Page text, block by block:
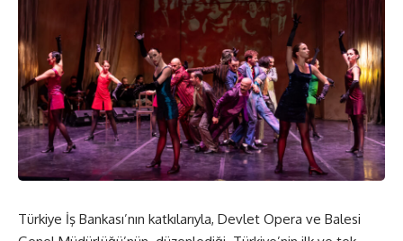
Türkiye İş Bankası’nın katkılarıyla, Devlet Opera ve Balesi